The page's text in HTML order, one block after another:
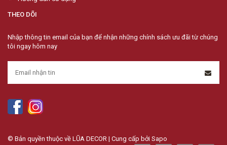
THEO DÕI
Nhập thông tin email của bạn để nhận những chính sách ưu đãi từ chúng
tôi ngay hôm nay
© Bản quyền thuộc về LŨA DECOR | Cung cấp bởi Sapo